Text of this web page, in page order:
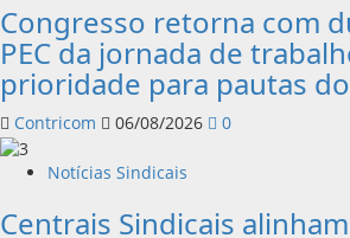
Congresso retorna com
PEC da jornada de
prioridade para pautas
Contricom 06/08/2026 0
Notícias Sindicais
Centrais Sindicais